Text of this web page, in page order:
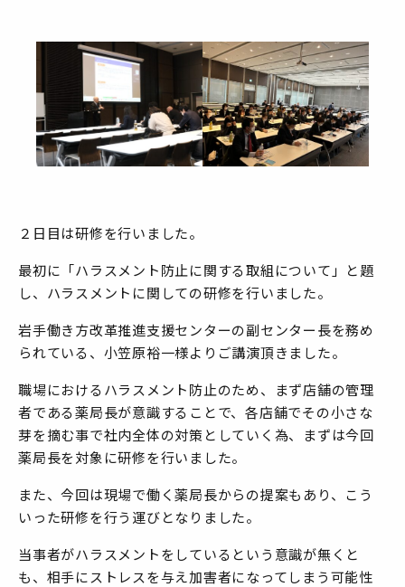
２日目は研修を行いました。
最初に「ハラスメント防止に関する取組について」と題
し、ハラスメントに関しての研修を行いました。
岩手働き方改革推進支援センターの副センター長を務め
られている、小笠原裕一様よりご講演頂きました。
職場におけるハラスメント防止のため、まず店舗の管理
者である薬局長が意識することで、各店舗でその小さな
芽を摘む事で社内全体の対策としていく為、まずは今回
薬局長を対象に研修を行いました。
また、今回は現場で働く薬局長からの提案もあり、こう
いった研修を行う運びとなりました。
当事者がハラスメントをしているという意識が無くと
も、相手にストレスを与え加害者になってしまう可能性